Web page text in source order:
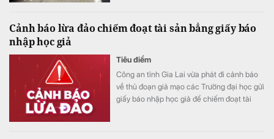
Cảnh báo lừa đảo chiếm đoạt tài sản bẳng giấy báo
nhập học giả
Tiêu điểm
Công an tỉnh Gia Lai vừa phát đi cảnh báo
về thủ đoạn giả mạo các Trường đại học gửi
giấy báo nhập học giả để chiếm đoạt tài